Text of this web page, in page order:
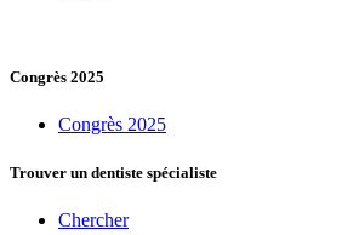
Congrès 2025
Congrès 2025
Trouver un dentiste spécialiste
Chercher